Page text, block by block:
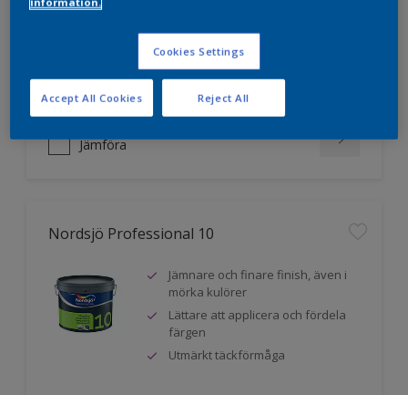
Lättare att applicera och fördela
färgen
Utmärkt täckförmåga
Jämföra
Nordsjö Professional 10
Jämnare och finare finish, även i
mörka kulörer
Lättare att applicera och fördela
färgen
Utmärkt täckförmåga
Cookies Settings
Reject All
Accept All Cookies